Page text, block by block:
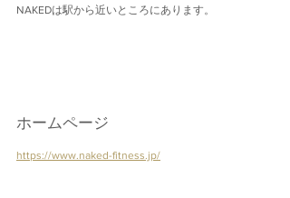
NAKEDは駅から近いところにあります。
ホームページ
https://www.naked-fitness.jp/